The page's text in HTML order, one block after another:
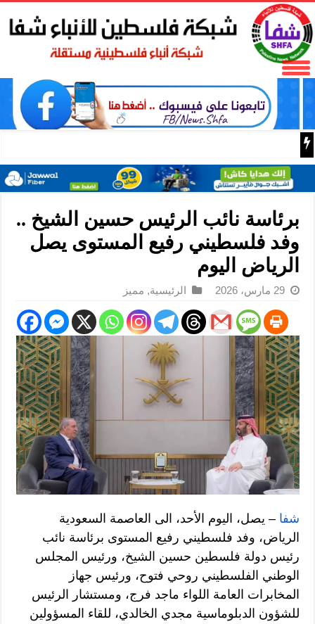
باسم الرئيس: وزير الداخلية زياد هب الريح يمنح العميد
برئاسة نائب الرئيس حسين الشيخ ..
وفد فلسطيني رفيع المستوى يصل
الرياض اليوم
29 مارس، 2026 الرئيسية, مميز
شفا – يصل، اليوم الأحد، الى العاصمة السعودية
الرياض، وفد فلسطيني رفيع المستوى برئاسة نائب
رئيس دولة فلسطين حسين الشيخ، ورئيس المجلس
الوطني الفلسطيني روحي فتوح، ورئيس جهاز
المخابرات العامة اللواء ماجد فرج، ومستشار الرئيس
للشؤون الدبلوماسية مجدي الخالدي، للقاء المسؤولين